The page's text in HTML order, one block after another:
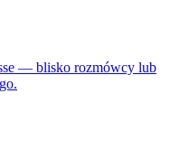
— blisko rozmówcy lub